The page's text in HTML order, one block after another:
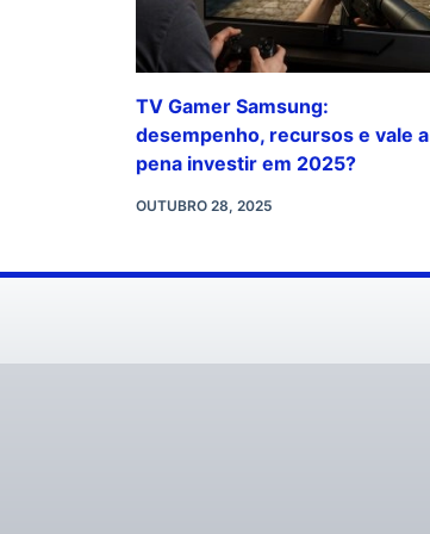
TV Gamer Samsung:
desempenho, recursos e vale a
pena investir em 2025?
OUTUBRO 28, 2025